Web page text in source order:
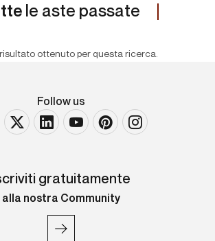
le aste passate
ottenuto per questa ricerca.
Follow us
gratuitamente
alla nostra Community